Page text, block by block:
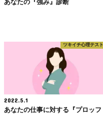
あなたの『強み』診断
ツキイチ心理テスト
2022.5.1
あなたの仕事に対する『プロッフ